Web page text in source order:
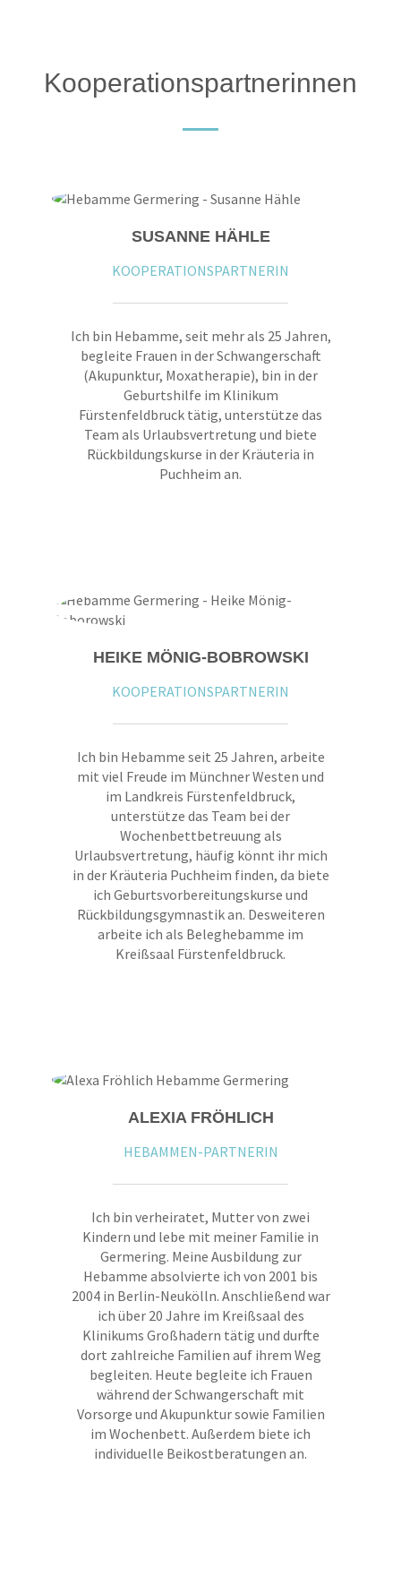
Kooperationspartnerinnen
SUSANNE HÄHLE
KOOPERATIONSPARTNERIN
Ich bin Hebamme, seit mehr als 25 Jahren,
begleite Frauen in der Schwangerschaft
(Akupunktur, Moxatherapie), bin in der
Geburtshilfe im Klinikum
Fürstenfeldbruck tätig, unterstütze das
Team als Urlaubsvertretung und biete
Rückbildungskurse in der Kräuteria in
Puchheim an.
HEIKE MÖNIG-BOBROWSKI
KOOPERATIONSPARTNERIN
Ich bin Hebamme seit 25 Jahren, arbeite
mit viel Freude im Münchner Westen und
im Landkreis Fürstenfeldbruck,
unterstütze das Team bei der
Wochenbettbetreuung als
Urlaubsvertretung, häufig könnt ihr mich
in der Kräuteria Puchheim finden, da biete
ich Geburtsvorbereitungskurse und
Rückbildungsgymnastik an. Desweiteren
arbeite ich als Beleghebamme im
Kreißsaal Fürstenfeldbruck.
ALEXIA FRÖHLICH
HEBAMMEN-PARTNERIN
Ich bin verheiratet, Mutter von zwei
Kindern und lebe mit meiner Familie in
Germering. Meine Ausbildung zur
Hebamme absolvierte ich von 2001 bis
2004 in Berlin-Neukölln. Anschließend war
ich über 20 Jahre im Kreißsaal des
Klinikums Großhadern tätig und durfte
dort zahlreiche Familien auf ihrem Weg
begleiten. Heute begleite ich Frauen
während der Schwangerschaft mit
Vorsorge und Akupunktur sowie Familien
im Wochenbett. Außerdem biete ich
individuelle Beikostberatungen an.